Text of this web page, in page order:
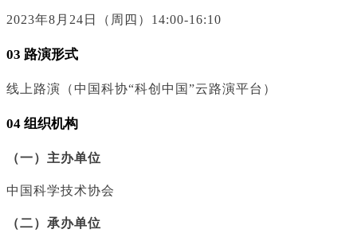
2023年8月24日（周四）14:00-16:10
03 路演形式
线上路演（中国科协“科创中国”云路演平台）
04 组织机构
（一）主办单位
中国科学技术协会
（二）承办单位